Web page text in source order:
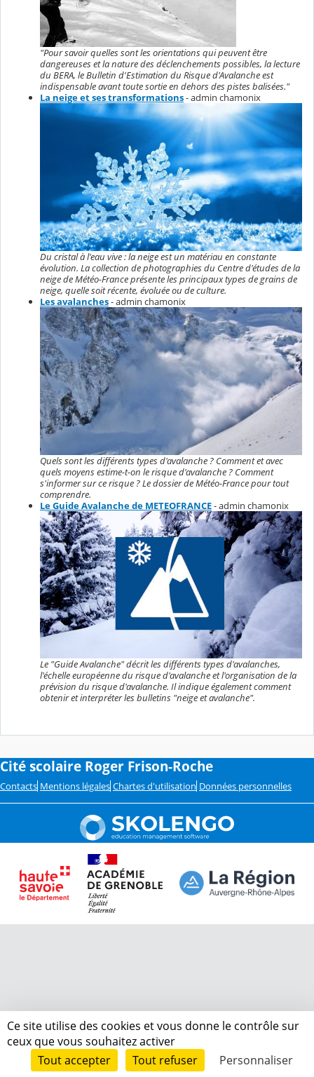
"Pour savoir quelles sont les orientations qui peuvent être
dangereuses et la nature des déclenchements possibles, la lecture
du BERA, le Bulletin d'Estimation du Risque d'Avalanche est
indispensable avant toute sortie en dehors des pistes balisées."
La neige et ses transformations- admin chamonix
Du cristal à l'eau vive : la neige est un matériau en constante
évolution. La collection de photographies du Centre d'études de la
neige de Météo-France présente les principaux types de grains de
neige, quelle soit récente, évoluée ou de culture.
Les avalanches- admin chamonix
Quels sont les différents types d'avalanche ? Comment et avec
quels moyens estime-t-on le risque d'avalanche ? Comment
s'informer sur ce risque ? Le dossier de Météo-France pour tout
comprendre.
Le Guide Avalanche de METEOFRANCE- admin chamonix
Le "Guide Avalanche" décrit les différents types d'avalanches,
l'échelle européenne du risque d'avalanche et l'organisation de la
prévision du risque d'avalanche. Il indique également comment
obtenir et interpréter les bulletins "neige et avalanche".
Cité scolaire Roger Frison-Roche
Contacts Mentions légales Chartes d'utilisation Données personnelles
Ce site utilise des cookies et vous donne le contrôle sur
ceux que vous souhaitez activer
Tout accepter
Tout refuser Personnaliser